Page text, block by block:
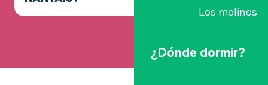
Los molinos
¿Dónde dormir?